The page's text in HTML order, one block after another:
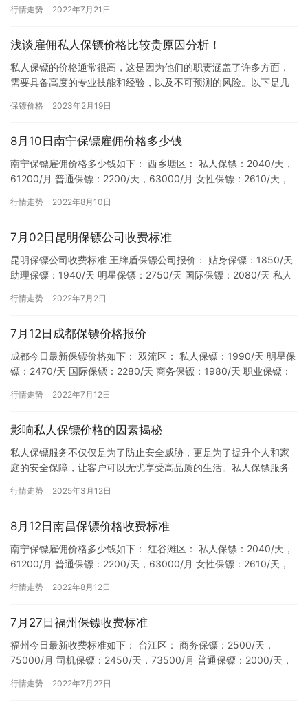
行情走势 2022年7月21日
浅谈雇佣私人保镖价格比较贵原因分析！
私人保镖的价格通常很高，这是因为他们的职责涵盖了许多方面，
需要具备高度的专业技能和经验，以及不可预测的风险。以下是几
保镖…
保镖价格 2023年2月19日
8月10日南宁保镖雇佣价格多少钱
南宁保镖雇佣价格多少钱如下： 西乡塘区： 私人保镖：2040/天，
61200/月 普通保镖：2200/天，63000/月 女性保镖：2610/天，
行情走势 2022年8月10日
7月02日昆明保镖公司收费标准
昆明保镖公司收费标准 王牌盾保镖公司报价： 贴身保镖：1850/天
助理保镖：1940/天 明星保镖：2750/天 国际保镖：2080/天 私人
行情走势 2022年7月2日
7月12日成都保镖价格报价
成都今日最新保镖价格如下： 双流区： 私人保镖：1990/天 明星保
镖：2470/天 国际保镖：2280/天 商务保镖：1980/天 职业保镖：
行情走势 2022年7月12日
影响私人保镖价格的因素揭秘
私人保镖服务不仅仅是为了防止安全威胁，更是为了提升个人和家
庭的安全保障，让客户可以无忧享受高品质的生活。私人保镖服务
行灵活…
行情走势 2025年3月12日
8月12日南昌保镖价格收费标准
南宁保镖雇佣价格多少钱如下： 红谷滩区： 私人保镖：2040/天，
61200/月 普通保镖：2200/天，63000/月 女性保镖：2610/天，
行情走势 2022年8月12日
7月27日福州保镖收费标准
福州今日最新收费标准如下： 台江区： 商务保镖：2500/天，
75000/月 司机保镖：2450/天，73500/月 普通保镖：2000/天，
行情走势 2022年7月27日